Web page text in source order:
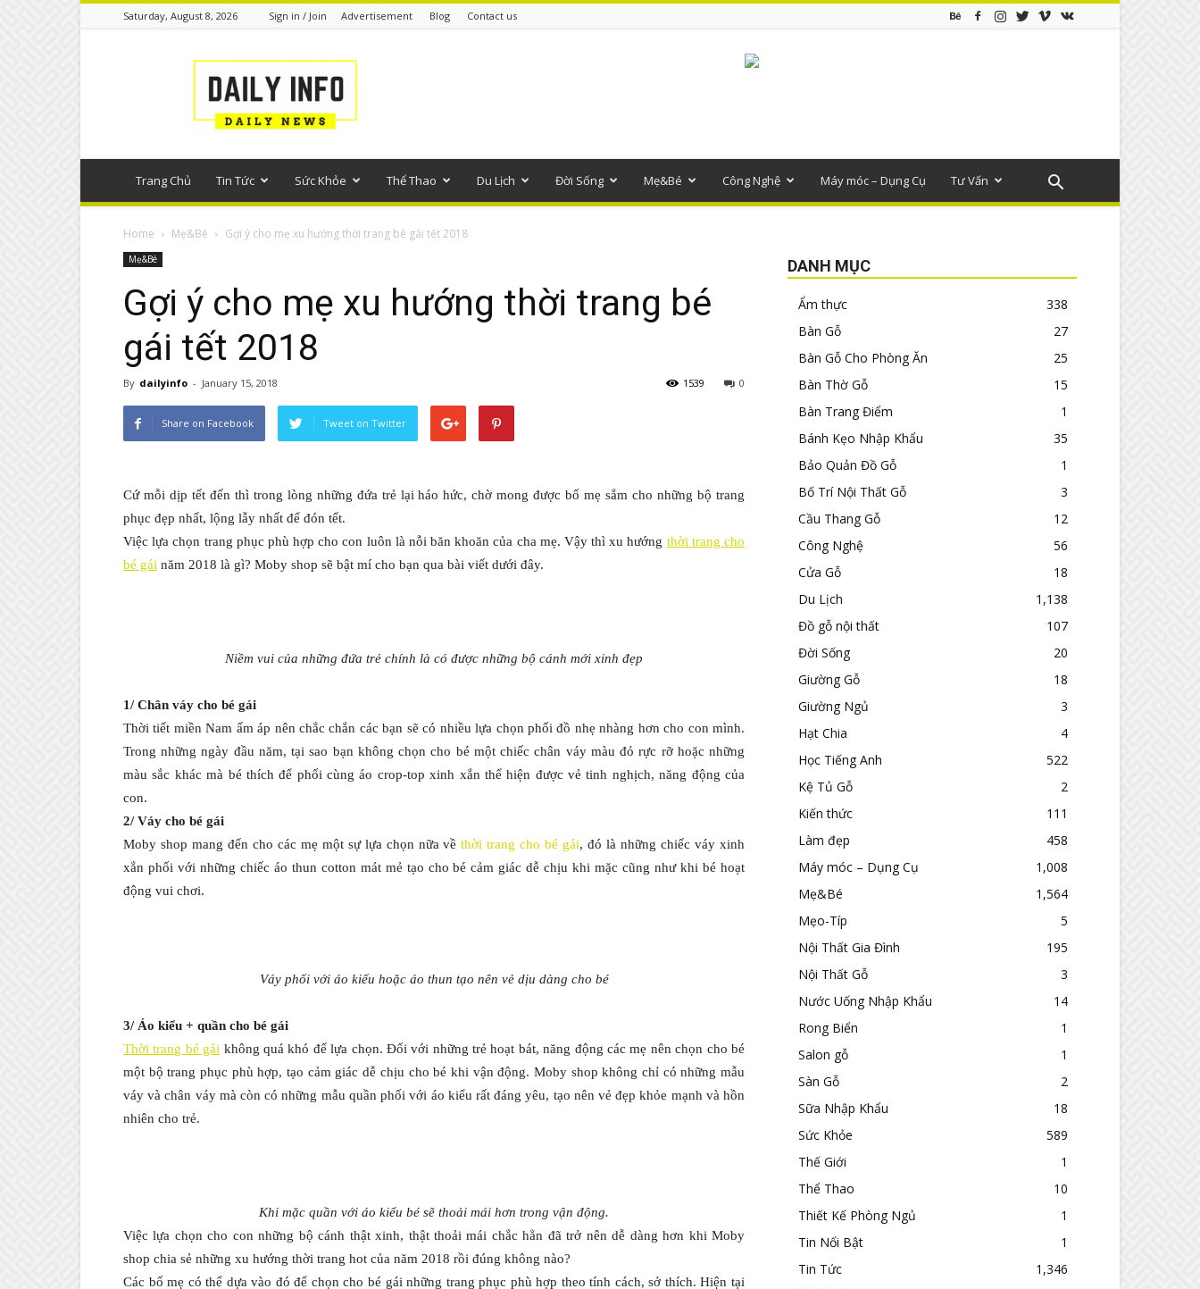
Saturday, August 8, 2026 Sign in / Join Advertisement Blog Contact us
thông
Trang Chủ Tin Tức Sức Khỏe Thể Thao Du Lịch Đời Sống Mẹ&Bé Công Nghệ Máy móc – Dụng Cụ Tư Vấn
Home Mẹ&Bé Gợi ý cho mẹ xu hướng thời trang bé gái tết 2018
Mẹ&Bé
Gợi ý cho mẹ xu hướng thời trang bé
gái tết 2018
By dailyinfo - January 15, 2018 0
1539
Share on Facebook Tweet on Twitter
Cứ mỗi dịp tết đến thì trong lòng những đứa trẻ lại háo hức, chờ mong được bố mẹ sắm cho những bộ trang
phục đẹp nhất, lộng lẫy nhất để đón tết.
Việc lựa chọn trang phục phù hợp cho con luôn là nỗi băn khoăn của cha mẹ. Vậy thì xu hướng thời trang cho
bé gái năm 2018 là gì? Moby shop sẽ bật mí cho bạn qua bài viết dưới đây.
Niềm vui của những đứa trẻ chính là có được những bộ cánh mới xinh đẹp
1/ Chân váy cho bé gái
Thời tiết miền Nam ấm áp nên chắc chắn các bạn sẽ có nhiều lựa chọn phối đồ nhẹ nhàng hơn cho con mình.
Trong những ngày đầu năm, tại sao bạn không chọn cho bé một chiếc chân váy màu đỏ rực rỡ hoặc những
màu sắc khác mà bé thích để phối cùng áo crop-top xinh xắn thể hiện được vẻ tinh nghịch, năng động của
con.
2/ Váy cho bé gái
Moby shop mang đến cho các mẹ một sự lựa chọn nữa vềthời trang cho bé gái, đó là những chiếc váy xinh
xắn phối với những chiếc áo thun cotton mát mẻ tạo cho bé cảm giác dễ chịu khi mặc cũng như khi bé hoạt
động vui chơi.
Váy phối với áo kiểu hoặc áo thun tạo nên vẻ dịu dàng cho bé
3/ Áo kiểu + quần cho bé gái
Thời trang bé gái không quá khó để lựa chọn. Đối với những trẻ hoạt bát, năng động các mẹ nên chọn cho bé
một bộ trang phục phù hợp, tạo cảm giác dễ chịu cho bé khi vận động. Moby shop không chỉ có những mẫu
váy và chân váy mà còn có những mẫu quần phối với áo kiểu rất đáng yêu, tạo nên vẻ đẹp khỏe mạnh và hồn
nhiên cho trẻ.
Khi mặc quần với áo kiểu bé sẽ thoải mái hơn trong vận động.
Việc lựa chọn cho con những bộ cánh thật xinh, thật thoải mái chắc hẳn đã trở nên dễ dàng hơn khi Moby
shop chia sẻ những xu hướng thời trang hot của năm 2018 rồi đúng không nào?
Các bố mẹ có thể dựa vào đó để chọn cho bé gái những trang phục phù hợp theo tính cách, sở thích. Hiện tại
DANH MỤC
Ẩm thực
338
Bàn Gỗ
27
Bàn Gỗ Cho Phòng Ăn
25
Bàn Thờ Gỗ
15
Bàn Trang Điểm
1
Bánh Kẹo Nhập Khẩu
35
Bảo Quản Đồ Gỗ
1
Bố Trí Nội Thất Gỗ
3
Cầu Thang Gỗ
12
Công Nghệ
56
Cửa Gỗ
18
Du Lịch
1,138
Đồ gỗ nội thất
107
Đời Sống
20
Giường Gỗ
18
Giường Ngủ
3
Hạt Chia
4
Học Tiếng Anh
522
Kệ Tủ Gỗ
2
Kiến thức
111
Làm đẹp
458
Máy móc – Dụng Cụ
1,008
Mẹ&Bé
1,564
Mẹo-Típ
5
Nội Thất Gia Đình
195
Nội Thất Gỗ
3
Nước Uống Nhập Khẩu
14
Rong Biển
1
Salon gỗ
1
Sàn Gỗ
2
Sữa Nhập Khẩu
18
Sức Khỏe
589
Thế Giới
1
Thể Thao
10
Thiết Kế Phòng Ngủ
1
Tin Nổi Bật
1
Tin Tức
1,346